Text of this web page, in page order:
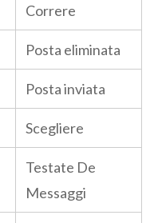
Correre
Posta eliminata
Posta inviata
Scegliere
Testate De
Messaggi